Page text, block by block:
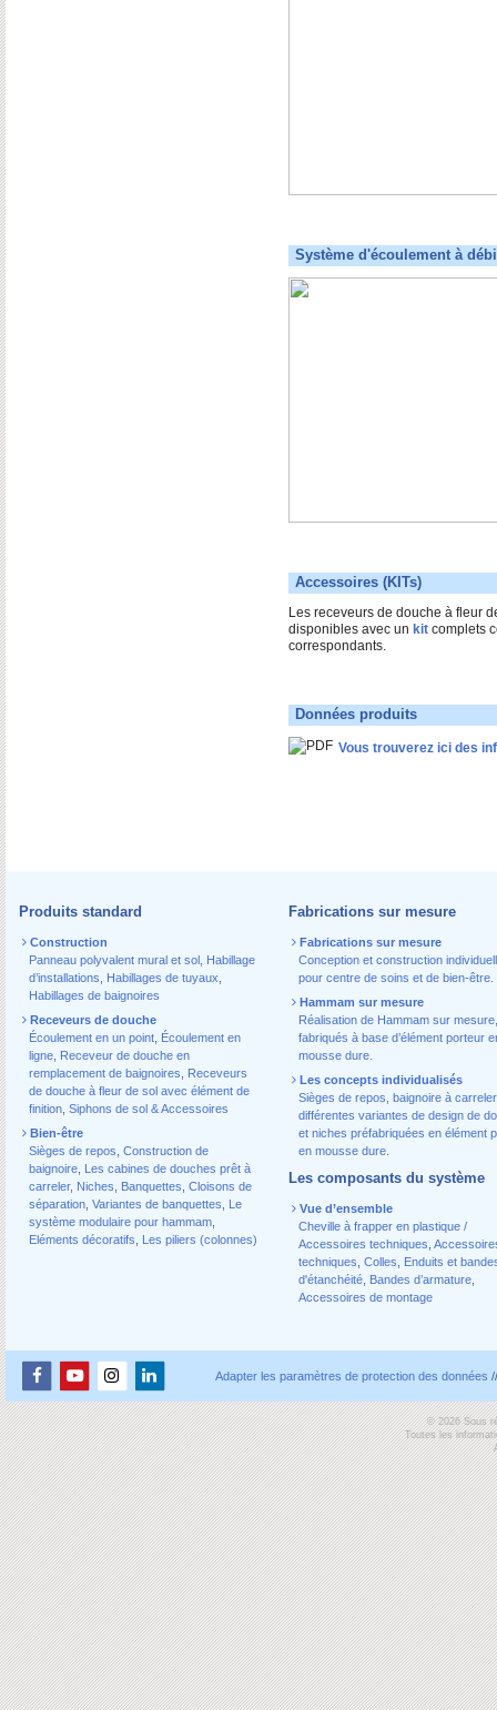
Système d'écoulement à
Accessoires (KITs)
Les receveurs de douche à fleur
disponibles avec un kitcomplets
correspondants.
Données produits
Vous trouverez ici des
Produits standard
Construction
Panneau polyvalent mural et sol
Habillage
d’installations
Habillages de tuyaux
Habillages de baignoires
Receveurs de douche
Écoulement en un point Écoulement en
ligne Receveur de douche en
remplacement de baignoires
Receveurs
de douche à fleur de sol avec élément de
finition Siphons de sol & Accessoires
Bien-être
Sièges de repos Construction de
baignoire Les cabines de douches prêt à
carreler, Niches Banquettes Cloisons de
séparation Variantes de banquettes
Le
système modulaire pour hammam
Eléments décoratifs
Les piliers (colonnes)
Fabrications sur mesure
Fabrications sur mesure
Conception et construction
pour centre de soins et de bien-être.
Hammam sur mesure
Réalisation de Hammam sur mesure,
fabriqués à base d’élément porteur
mousse dure.
Les concepts individualisés
Sièges de repos, baignoire à
différentes variantes de design de
et niches préfabriquées en élément
en mousse dure.
Les composants du système
Vue d’ensemble
Cheville à frapper en plastique /
Accessoires techniques
techniques Colles
Enduits et
d'étanchéité, Bandes d’armature,
Accessoires de montage
Adapter les paramètres de protection des données
© 2026 Sous
Toutes les